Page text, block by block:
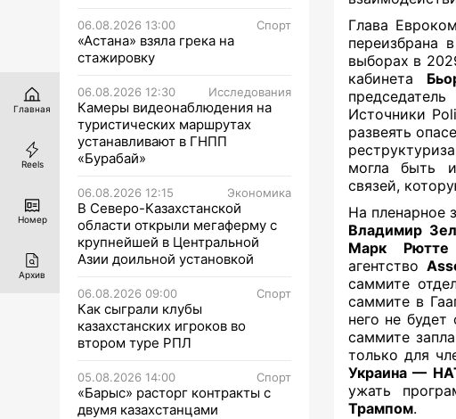
06.08.2026 13:00 Спорт
«Астана» взяла грека на
стажировку
06.08.2026 12:30 Исследования
Камеры видеонаблюдения на
туристических маршрутах
устанавливают в ГНПП
«Бурабай»
06.08.2026 12:15 Экономика
В Северо-Казахстанской
области открыли мегаферму с
крупнейшей в Центральной
Азии доильной установкой
06.08.2026 09:00 Спорт
Как сыграли клубы
казахстанских игроков во
втором туре РПЛ
05.08.2026 14:00 Спорт
«Барыс» расторг контракты с
двумя казахстанцами
Глава
переизбрана
выборах в
кабинета
Источники
развеять
могла быть
связей,
На пленарное
Владимир
Марк Рютте
агентство
саммите
саммите в
него не
саммите
только для
Украина —
ужать
Трампом.
Главная
Reels
Номер
Архив